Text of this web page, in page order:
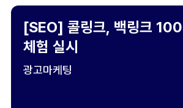
[SEO] 콜링크, 백링크
체험 실시
광고마케팅